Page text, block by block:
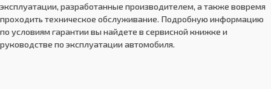
эксплуатации, разработанные производителем, а также вовремя
проходить техническое обслуживание. Подробную информацию
по условиям гарантии вы найдете в сервисной книжке и
руководстве по эксплуатации автомобиля.